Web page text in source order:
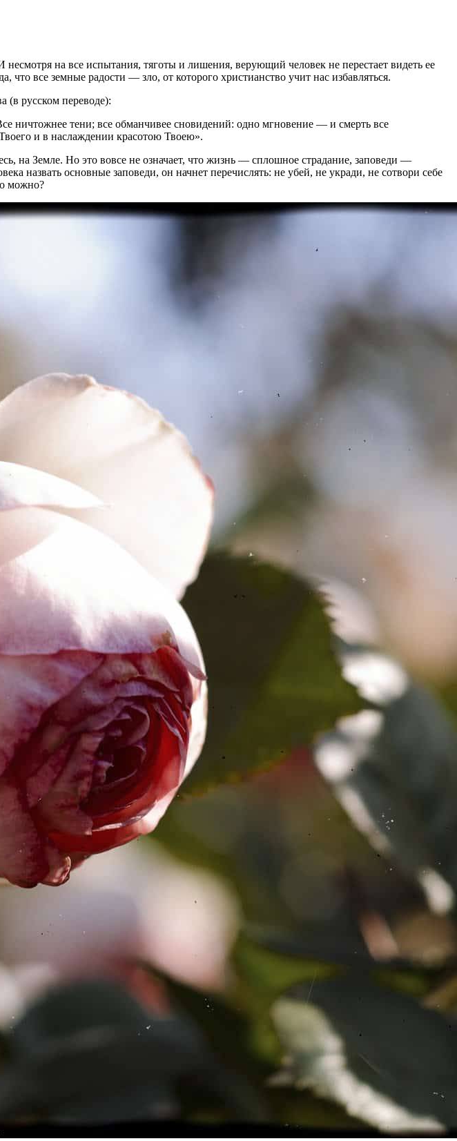
на все испытания, тяготы и лишения, верующий человек не перестает видеть ее
все земные радости — зло, от которого христианство учит нас избавляться.
(в русском переводе):
ничтожнее тени; все обманчивее сновидений: одно мгновение — и смерть все
и в наслаждении красотою Твоею».
на Земле. Но это вовсе не означает, что жизнь — сплошное страдание, заповеди —
назвать основные заповеди, он начнет перечислять: не убей, не укради, не сотвори себе
можно?